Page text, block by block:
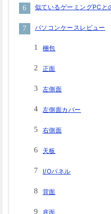
似ているゲーミングPCと
パソコンケースレビュー
梱包
正面
左側面
左側面カバー
右側面
天板
I/Oパネル
背面
底面